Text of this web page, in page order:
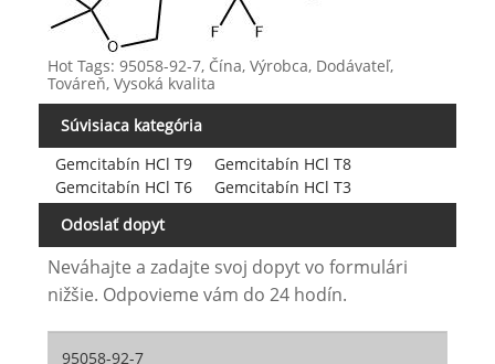
Hot Tags: 95058-92-7, Čína, Výrobca, Dodávateľ,
Továreň, Vysoká kvalita
Súvisiaca kategória
Gemcitabín HCl T9
Gemcitabín HCl T8
Gemcitabín HCl T6
Gemcitabín HCl T3
Odoslať dopyt
Neváhajte a zadajte svoj dopyt vo formulári
nižšie. Odpovieme vám do 24 hodín.